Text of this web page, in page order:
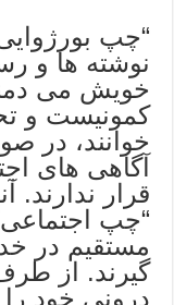
“چپ
نوشته ها و
خویش می
کمونیست و
خوانند، در
آگاهی های
قرار ندارند.
“چپ
مستقیم در
گیرند. از
درونی خود